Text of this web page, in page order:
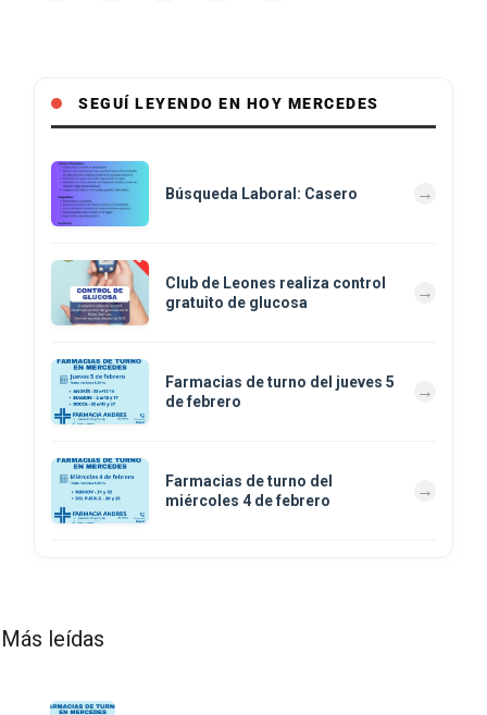
SEGUÍ LEYENDO EN HOY MERCEDES
Búsqueda Laboral: Casero
Club de Leones realiza control
gratuito de glucosa
Farmacias de turno del jueves 5
de febrero
Farmacias de turno del
miércoles 4 de febrero
Más leídas